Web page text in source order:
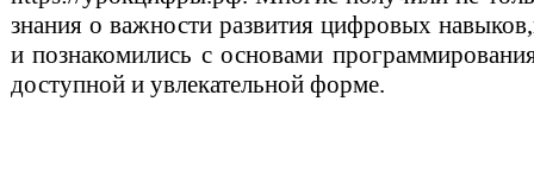
знания о важности развития цифровых
и познакомились с основами
доступной и увлекательной форме.